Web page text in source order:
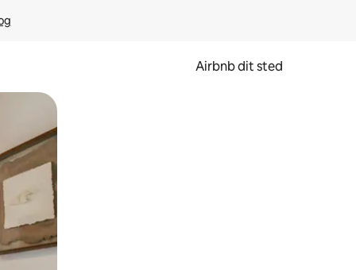
Airbnb dit sted